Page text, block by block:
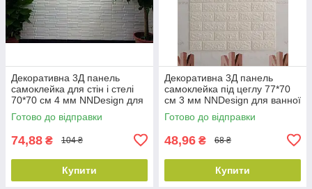
Декоративна 3Д панель
самоклейка для стін і стелі
70*70 см 4 мм NNDesign для
ванної кімнати
Готово до відправки
74,88 ₴ 104 ₴
Купити
Декоративна 3Д панель
самоклейка під цеглу 77*70
см 3 мм NNDesign для ванної
кімнати
Готово до відправки
48,96 ₴ 68 ₴
Купити